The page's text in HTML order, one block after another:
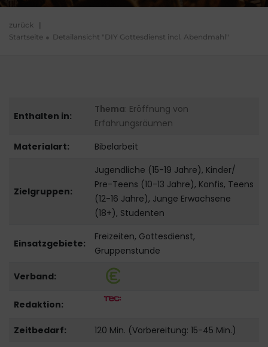
zurück |
Startseite
Detailansicht "DIY Gottesdienst incl. Abendmahl"
Enthalten in:
Thema: Eröffnung von
Erfahrungsräumen
Materialart:
Bibelarbeit
Zielgruppen:
Jugendliche (15-19 Jahre), Kinder/
Pre-Teens (10-13 Jahre), Konfis, Teens
(12-16 Jahre), Junge Erwachsene
(18+), Studenten
Einsatzgebiete:
Freizeiten, Gottesdienst,
Gruppenstunde
Verband:
Redaktion:
Zeitbedarf: 120 Min. (Vorbereitung: 15-45 Min.)